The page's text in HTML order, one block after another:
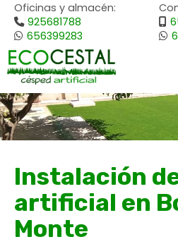
Oficinas y almacén:
925681788
656399283
Instalación
artificial en
Monte